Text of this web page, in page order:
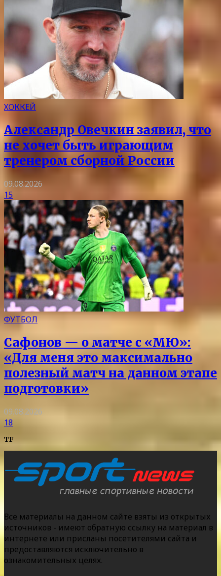
ХОККЕЙ
Александр Овечкин заявил, что
не хочет быть играющим
тренером сборной России
09.08.2026
15
ФУТБОЛ
Сафонов — о матче с «МЮ»:
«Для меня это максимально
полезный матч на данном этапе
подготовки»
09.08.2026
18
TF
Все материалы на данном сайте взяты из открытых
источников - имеют обратную ссылку на материал в
интернете или присланы посетителями сайта и
предоставляются исключительно в
ознакомительных целях.